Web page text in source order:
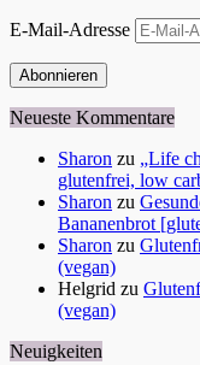
E-Mail-Adresse
Abonnieren
Neueste Kommentare
Sharon zu „Life
glutenfrei, low
Sharon zu
Bananenbrot
Sharon zu
(vegan)
Helgrid zu
(vegan)
Neuigkeiten